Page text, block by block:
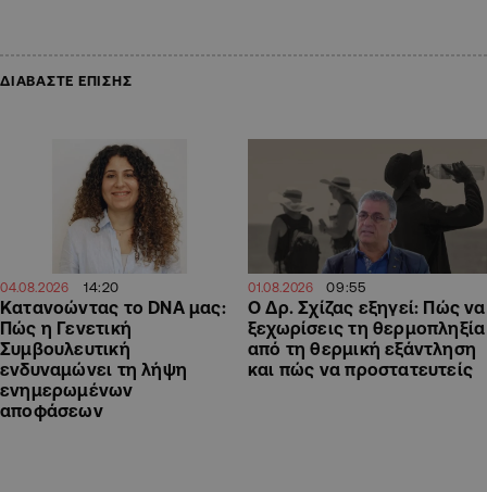
ΔΙΑΒΑΣΤΕ ΕΠΙΣΗΣ
04.08.2026 14:20
Κατανοώντας το DNA μας:
Πώς η Γενετική
Συμβουλευτική
ενδυναμώνει τη λήψη
ενημερωμένων
αποφάσεων
01.08.2026 09:55
Ο Δρ. Σχίζας εξηγεί: Πώς να
ξεχωρίσεις τη θερμοπληξία
από τη θερμική εξάντληση
και πώς να προστατευτείς